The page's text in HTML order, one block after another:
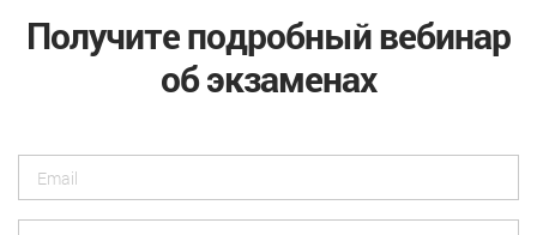
Получите подробный вебинар
об экзаменах